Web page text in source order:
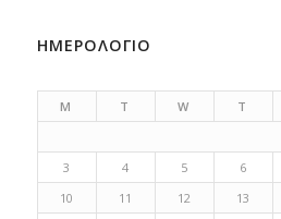
ΗΜΕΡΟΛΟΓΙΟ
M T W T
3
4 5 6
10
11 12 13